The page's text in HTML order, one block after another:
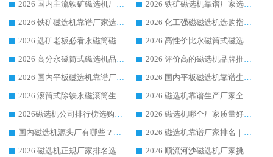
2026 国内主流铁矿磁选机厂家选购指南|行业口碑好品牌推荐，领域强者华体会手机网页版-华体会(中国)
2026 铁矿磁选机靠谱厂家选购全攻略 行业标杆华体会手机网页版-华体会(中国) 设备性价比出众
2026 铁矿磁选机靠谱厂家选购指南，领域强者华体会手机网页版-华体会(中国) 铁矿磁选机性价比高
2026 化工强磁磁选机选购指南 5 家行业口碑靠谱厂家领域强者推荐
2026 选矿老板必看永磁筒磁选机推荐 行业头部品牌口碑设备选购全攻略
2026 高性价比永磁筒式磁选机品牌盘点 行业强者口碑实测选购完整指南
2026 高分永磁筒式磁选机品牌推荐 选矿设备强者对比测评采购避坑全攻略
2026 评价高的磁选机品牌推荐选购指南，永磁筒式磁选机设备领域强者全景行业口碑解析
2026 国内平板磁选机靠谱厂家排名 行业实测口碑设备按需选购全指南
2026 国内平板磁选机靠谱生产厂家推荐排名|行业口碑选购指南，领域强者按需选设备
2026 滚筒式除铁永磁滚筒生产厂家推荐排名|行业口碑选购指南，领域强者源头厂商精选
2026 磁选机靠谱生产厂家全梳理 分场景选型行业头部品牌选购参考攻略
2026磁选机公司排行榜选购指南|正规源头厂家推荐，领域强者高性价比靠谱信赖品牌
2026 磁选机哪个厂家质量好？十大靠谱磁电企业排名选购指南
国内磁选机源头厂有哪些？2026 综合实力排名与采购避坑技巧
2026 磁选机靠谱厂家排名｜华体会手机网页版-华体会(中国) 高性价比磁选机磁电品牌
2026 磁选机正规厂家排名选购指南|行业口碑信赖品牌推荐性价比高靠谱磁电企业
2026 顺流河沙磁选机厂家挑选攻略 | 业内口碑龙头企业高性价比品牌推荐